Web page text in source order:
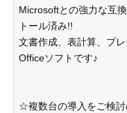
Microsoftとの強力な互
トール済み!!
文書作成、表計算、プ
Officeソフトです♪
☆複数台の導入をご検